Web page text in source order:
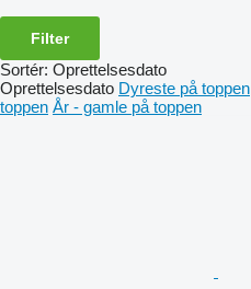
Filter
Sortér: Oprettelsesdato
Oprettelsesdato Dyreste på toppen
toppen År - gamle på toppen